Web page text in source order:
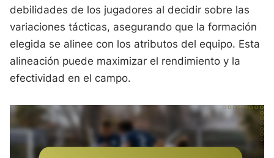
debilidades de los jugadores al decidir sobre las
variaciones tácticas, asegurando que la formación
elegida se alinee con los atributos del equipo. Esta
alineación puede maximizar el rendimiento y la
efectividad en el campo.